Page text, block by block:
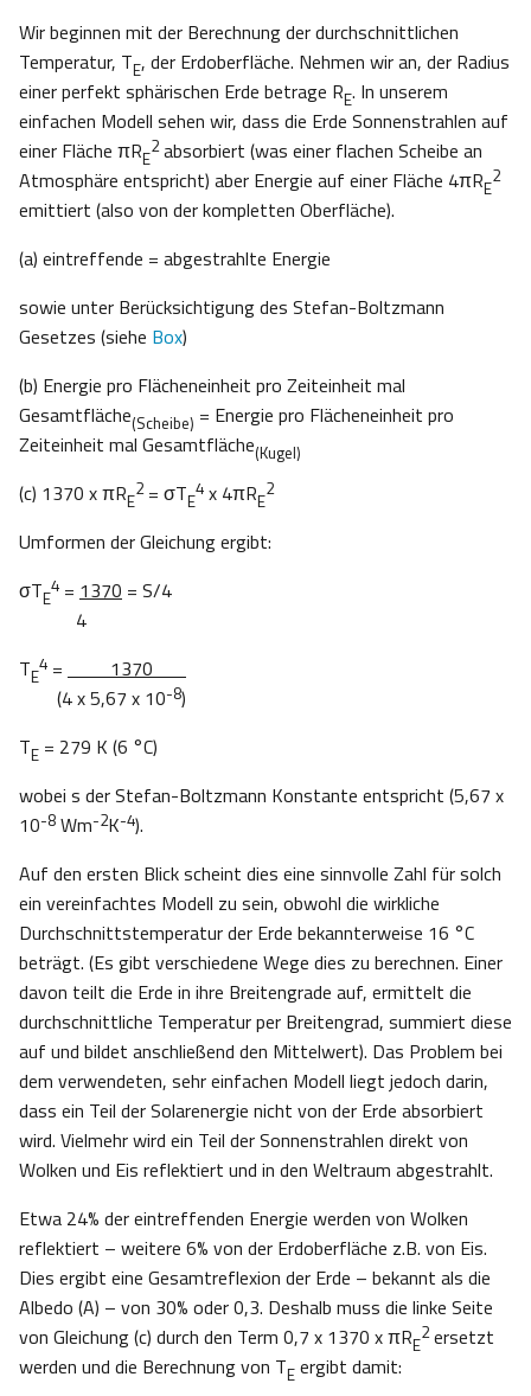
Wir beginnen mit der Berechnung der durchschnittlichen
Temperatur, TE, der Erdoberfläche. Nehmen wir an, der Radius
einer perfekt sphärischen Erde betrage RE. In unserem
einfachen Modell sehen wir, dass die Erde Sonnenstrahlen auf
einer Fläche πRE
2absorbiert (was einer flachen Scheibe an
Atmosphäre entspricht) aber Energie auf einer Fläche 4πRE
2
emittiert (also von der kompletten Oberfläche).
(a) eintreffende = abgestrahlte Energie
sowie unter Berücksichtigung des Stefan-Boltzmann
Gesetzes (siehe Box)
(b) Energie pro Flächeneinheit pro Zeiteinheit mal
Gesamtfläche(Scheibe) = Energie pro Flächeneinheit pro
Zeiteinheit mal Gesamtfläche(Kugel)
(c) 1370 x πRE
2= σTE
4 x 4πRE
2
Umformen der Gleichung ergibt:
σTE
4 = 1370 = S/4
4
TE
4 =
1370
(4 x 5,67 x 10-8)
TE = 279 K (6 °C)
wobei s der Stefan-Boltzmann Konstante entspricht (5,67 x
10-8 Wm-2K-4).
Auf den ersten Blick scheint dies eine sinnvolle Zahl für solch
ein vereinfachtes Modell zu sein, obwohl die wirkliche
Durchschnittstemperatur der Erde bekannterweise 16 °C
beträgt. (Es gibt verschiedene Wege dies zu berechnen. Einer
davon teilt die Erde in ihre Breitengrade auf, ermittelt die
durchschnittliche Temperatur per Breitengrad, summiert diese
auf und bildet anschließend den Mittelwert). Das Problem bei
dem verwendeten, sehr einfachen Modell liegt jedoch darin,
dass ein Teil der Solarenergie nicht von der Erde absorbiert
wird. Vielmehr wird ein Teil der Sonnenstrahlen direkt von
Wolken und Eis reflektiert und in den Weltraum abgestrahlt.
Etwa 24% der eintreffenden Energie werden von Wolken
reflektiert – weitere 6% von der Erdoberfläche z.B. von Eis.
Dies ergibt eine Gesamtreflexion der Erde – bekannt als die
Albedo (A) – von 30% oder 0,3. Deshalb muss die linke Seite
von Gleichung (c) durch den Term 0,7 x 1370 x πRE
2ersetzt
werden und die Berechnung von TE ergibt damit: